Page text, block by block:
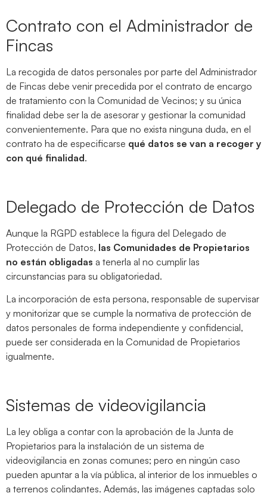
Contrato con el Administrador de
Fincas
La recogida de datos personales por parte del Administrador
de Fincas debe venir precedida por el contrato de encargo
de tratamiento con la Comunidad de Vecinos; y su única
finalidad debe ser la de asesorar y gestionar la comunidad
convenientemente. Para que no exista ninguna duda, en el
contrato ha de especificarse qué datos se van a recoger y
con qué finalidad.
Delegado de Protección de Datos
Aunque la RGPD establece la figura del Delegado de
Protección de Datos, las Comunidades de Propietarios
no están obligadas a tenerla al no cumplir las
circunstancias para su obligatoriedad.
La incorporación de esta persona, responsable de supervisar
y monitorizar que se cumple la normativa de protección de
datos personales de forma independiente y confidencial,
puede ser considerada en la Comunidad de Propietarios
igualmente.
Sistemas de videovigilancia
La ley obliga a contar con la aprobación de la Junta de
Propietarios para la instalación de un sistema de
videovigilancia en zonas comunes; pero en ningún caso
pueden apuntar a la vía pública, al interior de los inmuebles o
a terrenos colindantes. Además, las imágenes captadas solo